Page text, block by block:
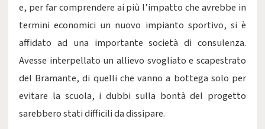
e, per far comprendere ai più l’impatto che avrebbe in
termini economici un nuovo impianto sportivo, si è
affidato ad una importante società di consulenza.
Avesse interpellato un allievo svogliato e scapestrato
del Bramante, di quelli che vanno a bottega solo per
evitare la scuola, i dubbi sulla bontà del progetto
sarebbero stati difficili da dissipare.